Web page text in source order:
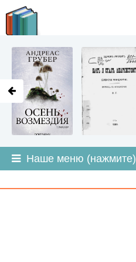
Наше меню (нажмите)
LITMIR.ORG